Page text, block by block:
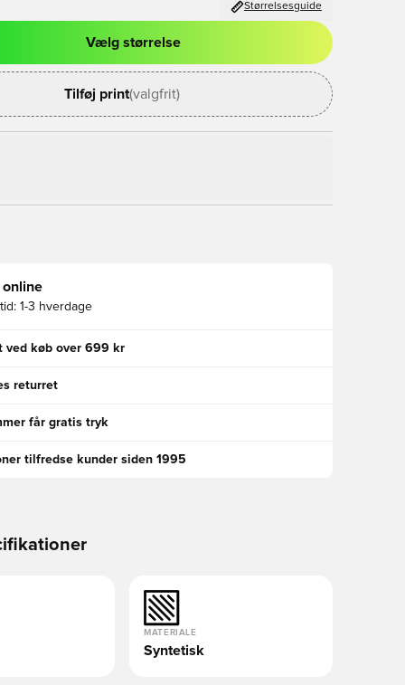
Størrelsesguide
til at logge ind eller tilmelde dig som medlem
Vælg størrelse
Tilføj print(valgfrit)
online
1-3 hverdage
ved køb over 699 kr
returret
får gratis tryk
tilfredse kunder siden 1995
MATERIALE
Syntetisk